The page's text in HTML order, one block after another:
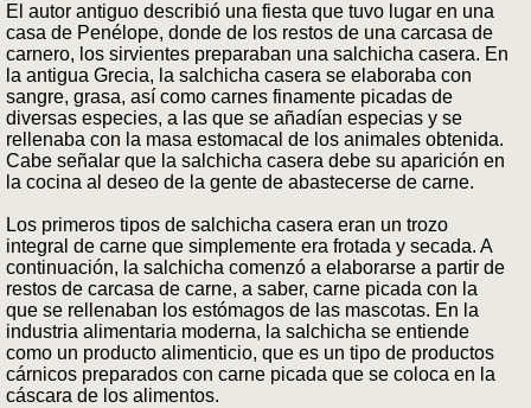
El autor antiguo describió una fiesta que tuvo lugar en una
casa de Penélope, donde de los restos de una carcasa de
carnero, los sirvientes preparaban una salchicha casera. En
la antigua Grecia, la salchicha casera se elaboraba con
sangre, grasa, así como carnes finamente picadas de
diversas especies, a las que se añadían especias y se
rellenaba con la masa estomacal de los animales obtenida.
Cabe señalar que la salchicha casera debe su aparición en
la cocina al deseo de la gente de abastecerse de carne.
Los primeros tipos de salchicha casera eran un trozo
integral de carne que simplemente era frotada y secada. A
continuación, la salchicha comenzó a elaborarse a partir de
restos de carcasa de carne, a saber, carne picada con la
que se rellenaban los estómagos de las mascotas. En la
industria alimentaria moderna, la salchicha se entiende
como un producto alimenticio, que es un tipo de productos
cárnicos preparados con carne picada que se coloca en la
cáscara de los alimentos.